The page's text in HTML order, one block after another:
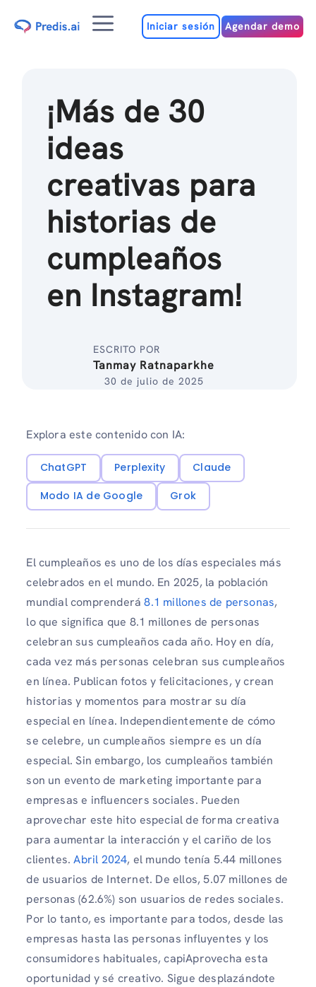
MenúIniciar sesión Agendar demo
¡Más de 30
ideas
creativas para
historias de
cumpleaños
en Instagram!
ESCRITO POR
Tanmay Ratnaparkhe
30 de julio de 2025
Explora este contenido con IA:
ChatGPT Perplexity
Claude
Modo IA de Google
Grok
El cumpleaños es uno de los días especiales más
celebrados en el mundo. En 2025, la población
mundial comprenderá8.1 millones de personas,
lo que significa que 8.1 millones de personas
celebran sus cumpleaños cada año. Hoy en día,
cada vez más personas celebran sus cumpleaños
en línea. Publican fotos y felicitaciones, y crean
historias y momentos para mostrar su día
especial en línea. Independientemente de cómo
se celebre, un cumpleaños siempre es un día
especial. Sin embargo, los cumpleaños también
son un evento de marketing importante para
empresas e influencers sociales. Pueden
aprovechar este hito especial de forma creativa
para aumentar la interacción y el cariño de los
clientes.Abril 2024, el mundo tenía 5.44 millones
de usuarios de Internet. De ellos, 5.07 millones de
personas (62.6%) son usuarios de redes sociales.
Por lo tanto, es importante para todos, desde las
empresas hasta las personas influyentes y los
consumidores habituales, capiAprovecha esta
oportunidad y sé creativo. Sigue desplazándote